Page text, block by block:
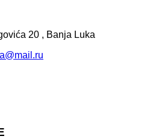
20 , Banja Luka